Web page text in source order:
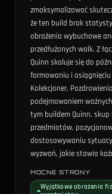
zmaksymalizować
że ten build brak
obrażenia wybuchowe
przedłużonych walk. Z
Quinn skaluje się do
farmowaniu i osiągnięciu
Kolekcjoner,
podejmowaniem
tym buildem Quinn, skup
przedmiotów,
dostosowywaniu
wyzwań, jakie stawia
MOCNE STRONY
Wyjątkowe obrażenia